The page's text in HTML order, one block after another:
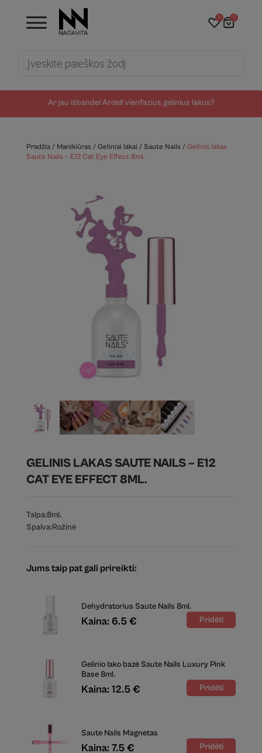
Ar jau išbandei Ardell vienfazius gelinius lakus?
0 0
Pradžia/ Manikiūras/ Geliniai lakai / Saute Nails/ Gelinis lakas
Saute Nails – E12 Cat Eye Effect 8ml.
GELINIS LAKAS SAUTE NAILS – E12
CAT EYE EFFECT 8ML.
Talpa:8ml.
Spalva:Rožinė
Jums taip pat gali prireikti:
Dehydratorius Saute Nails 8ml.
Kaina: 6.5 €
Gelinio lako bazė Saute Nails Luxury Pink
Base 8ml.
Kaina: 12.5 €
Saute Nails Magnetas
Kaina: 7.5 €